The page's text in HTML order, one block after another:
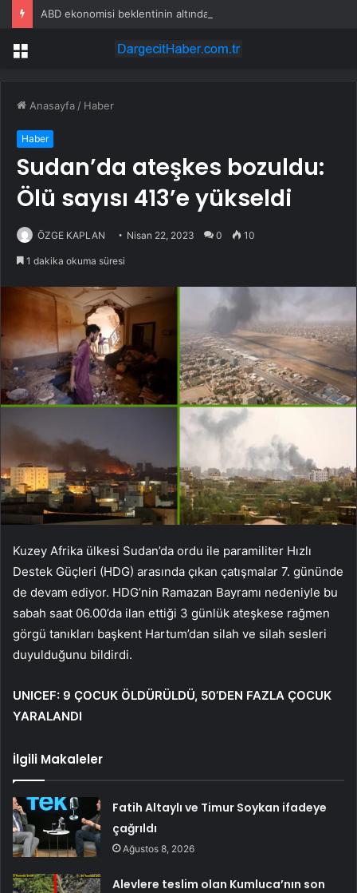
ABD ekonomisi beklentinin altında büyüdü
Menü
Anasayfa / Haber
Haber
Sudan’da ateşkes bozuldu:
Ölü sayısı 413’e yükseldi
ÖZGE KAPLAN Nisan 22, 2023 0 10
1 dakika okuma süresi
Kuzey Afrika ülkesi Sudan’da ordu ile paramiliter Hızlı
Destek Güçleri (HDG) arasında çıkan çatışmalar 7. gününde
de devam ediyor. HDG’nin Ramazan Bayramı nedeniyle bu
sabah saat 06.00’da ilan ettiği 3 günlük ateşkese rağmen
görgü tanıkları başkent Hartum’dan silah ve silah sesleri
duyulduğunu bildirdi.
UNICEF: 9 ÇOCUK ÖLDÜRÜLDÜ, 50’DEN FAZLA ÇOCUK
YARALANDI
İlgili Makaleler
Fatih Altaylı ve Timur Soykan ifadeye
çağrıldı
Ağustos 8, 2026
Alevlere teslim olan Kumluca’nın son